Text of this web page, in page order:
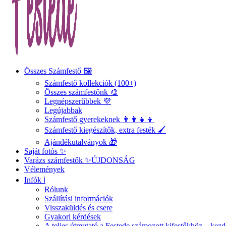
Összes Számfestő 🖼️
Számfestő kollekciók (100+)
Összes számfestőnk 🎨
Legnépszerűbbek 💜
Legújabbak
Számfestő gyerekeknek 👨‍👩‍👧‍👦
Számfestő kiegészítők, extra festék 🖌️
Ajándékutalványok 🎁
Saját fotós ✨
Varázs számfestők ✨ÚJDONSÁG
Vélemények
Infók ℹ️
Rólunk
Szállítási információk
Visszaküldés és csere
Gyakori kérdések